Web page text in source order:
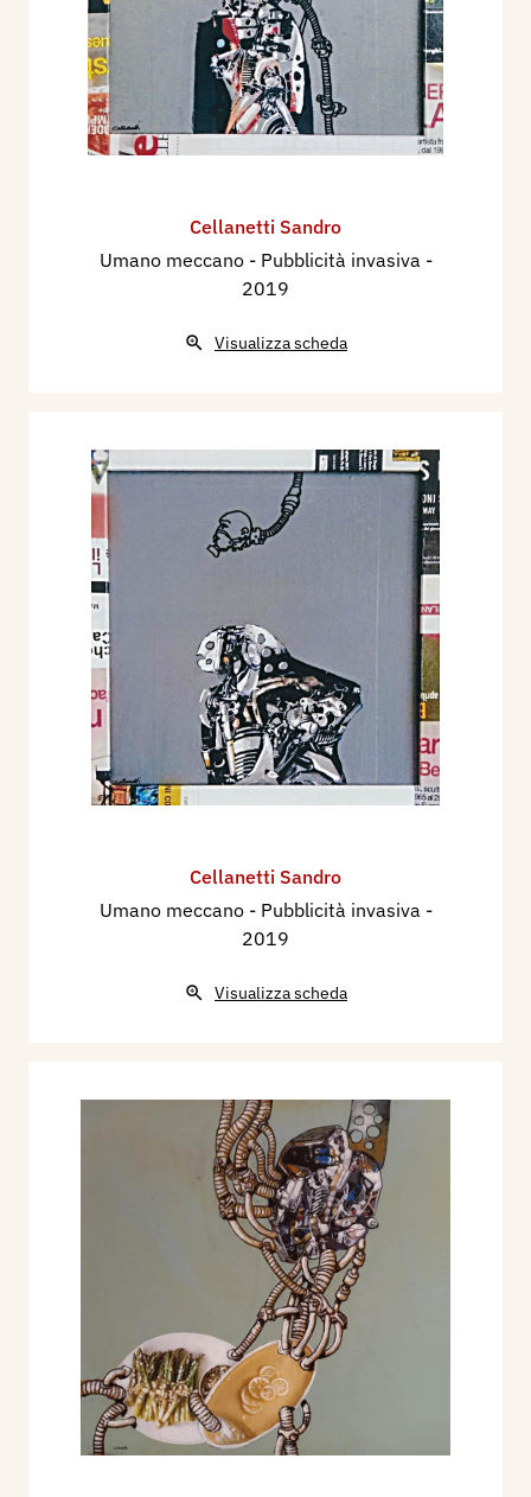
Cellanetti Sandro
Umano meccano - Pubblicità invasiva -
2019
Visualizza scheda
Cellanetti Sandro
Umano meccano - Pubblicità invasiva -
2019
Visualizza scheda